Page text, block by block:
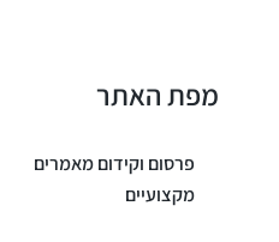
מפת האתר
פרסום וקידום מאמרים
מקצועיים